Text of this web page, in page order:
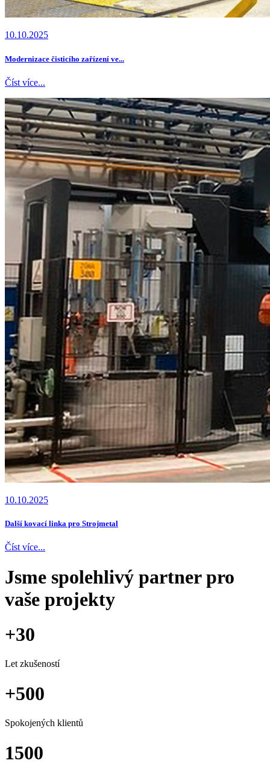
10.10.2025
Modernizace čisticího zařízení ve...
Číst více...
10.10.2025
Další kovací linka pro Strojmetal
Číst více...
Jsme spolehlivý partner pro
vaše projekty
+30
Let zkušeností
+500
Spokojených klientů
1500